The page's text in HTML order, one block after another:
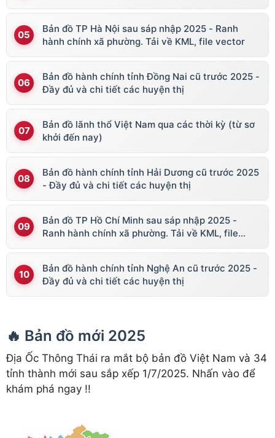
Bản đồ TP Hà Nội sau sáp nhập 2025 - Ranh
hành chính xã phường. Tải về KML, file vector
Bản đồ hành chính tỉnh Đồng Nai cũ trước 2025 -
Đầy đủ và chi tiết các huyện thị
Bản đồ lãnh thổ Việt Nam qua các thời kỳ (từ sơ
khởi đến nay)
Bản đồ hành chính tỉnh Hải Dương cũ trước 2025
- Đầy đủ và chi tiết các huyện thị
Bản đồ TP Hồ Chí Minh sau sáp nhập 2025 -
Ranh hành chính xã phường. Tải về KML, file
Bản đồ hành chính tỉnh Nghệ An cũ trước 2025 -
Đầy đủ và chi tiết các huyện thị
🔥 Bản đồ mới 2025
Địa Ốc Thông Thái ra mắt bộ bản đồ Việt Nam và 34
tỉnh thành mới sau sắp xếp 1/7/2025. Nhấn vào để
khám phá ngay !!